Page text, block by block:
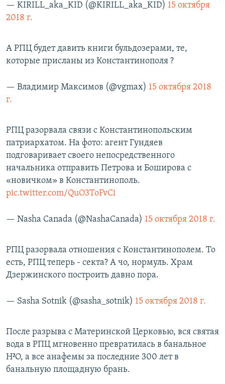
— KIRILL_aka_KID (@KIRILL_aka_KID) 15 октября
2018 г.
А РПЦ будет давить книги бульдозерами, те,
которые присланы из Константинополя ?
— Владимир Максимов (@vgmax) 15 октября 2018
г.
РПЦ разорвала связи с Константинопольским
патриархатом. На фото: агент Гундяев
подговаривает своего непосредственного
начальника отправить Петрова и Боширова с
«новичком» в Константинополь.
pic.twitter.com/QuO3ToFvCi
— Nasha Canada (@NashaCanada) 15 октября 2018 г.
РПЦ разорвала отношения с Константинополем. То
есть, РПЦ теперь - секта? А чо, нормуль. Храм
Дзержинского построить давно пора.
— Sasha Sotnik (@sasha_sotnik) 15 октября 2018 г.
После разрыва с Материнской Церковью, вся святая
вода в РПЦ мгновенно превратилась в банальное
Н²О, а все анафемы за последние 300 лет в
банальную площадную брань.